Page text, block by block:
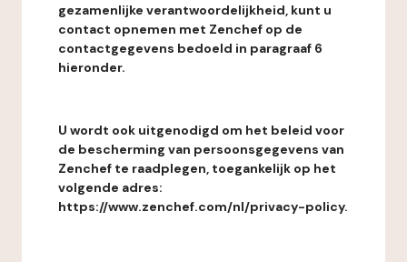
gezamenlijke verantwoordelijkheid, kunt u
contact opnemen met Zenchef op de
contactgegevens bedoeld in paragraaf 6
hieronder.
U wordt ook uitgenodigd om het beleid voor
de bescherming van persoonsgegevens van
Zenchef te raadplegen, toegankelijk op het
volgende adres:
https://www.zenchef.com/nl/privacy-policy.